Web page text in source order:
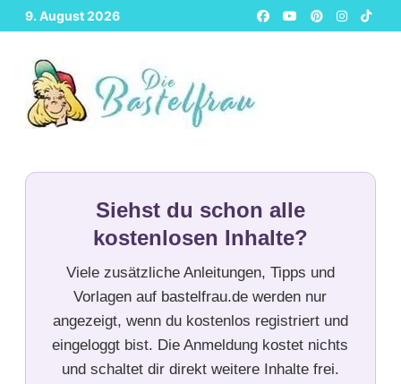
Zurück
zum
Inhalt
9. August 2026
Siehst du schon alle
kostenlosen Inhalte?
Viele zusätzliche Anleitungen, Tipps und
Vorlagen auf bastelfrau.de werden nur
angezeigt, wenn du kostenlos registriert und
eingeloggt bist. Die Anmeldung kostet nichts
und schaltet dir direkt weitere Inhalte frei.